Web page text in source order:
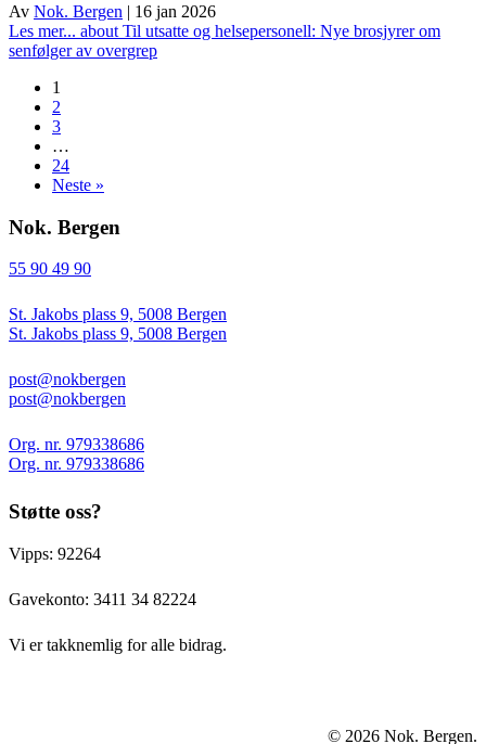
Av Nok. Bergen | 16 jan 2026
Les mer... about Til utsatte og helsepersonell: Nye brosjyrer om
senfølger av overgrep
1
2
3
…
24
Neste »
Nok. Bergen
55 90 49 90
St. Jakobs plass 9, 5008 Bergen
St. Jakobs plass 9, 5008 Bergen
post@nokbergen
post@nokbergen
Org. nr. 979338686
Org. nr. 979338686
Støtte oss?
Vipps: 92264
Gavekonto: 3411 34 82224
Vi er takknemlig for alle bidrag.
© 2026 Nok. Bergen.